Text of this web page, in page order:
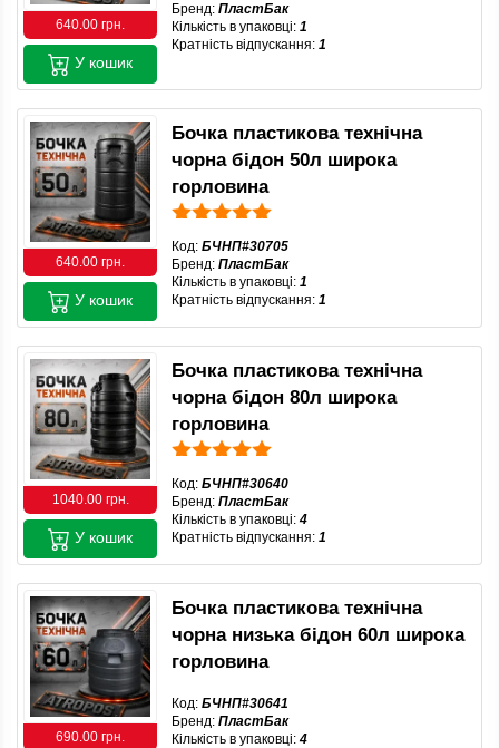
640.00 грн.
Бренд: ПластБак
Кількість в упаковці: 1
Кратність відпускання: 1
У кошик
640.00 грн.
Бочка пластикова технічна
чорна бідон 50л широка
горловина
Код: БЧНП#30705
Бренд: ПластБак
Кількість в упаковці: 1
Кратність відпускання: 1
У кошик
1040.00 грн.
Бочка пластикова технічна
чорна бідон 80л широка
горловина
Код: БЧНП#30640
Бренд: ПластБак
Кількість в упаковці: 4
Кратність відпускання: 1
У кошик
690.00 грн.
Бочка пластикова технічна
чорна низька бідон 60л широка
горловина
Код: БЧНП#30641
Бренд: ПластБак
Кількість в упаковці: 4